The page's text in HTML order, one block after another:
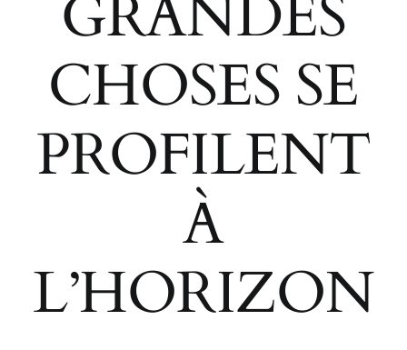
Panier
Mon compte
GRANDES
CHOSES SE
PROFILENT
À
L’HORIZON